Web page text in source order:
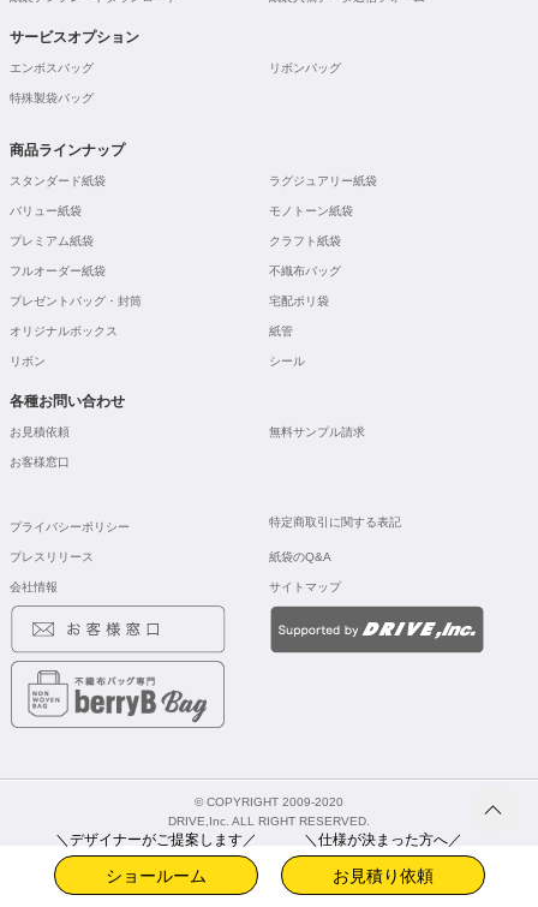
＼デザイナーがご提案します／
ショールーム
＼仕様が決まった方へ／
お見積り依頼
サービスオプション
エンボスバッグ リボンバッグ
特殊製袋バッグ
商品ラインナップ
スタンダード紙袋 ラグジュアリー紙袋
バリュー紙袋 モノトーン紙袋
プレミアム紙袋 クラフト紙袋
フルオーダー紙袋 不織布バッグ
プレゼントバッグ・封筒 宅配ポリ袋
オリジナルボックス 紙管
リボン シール
各種お問い合わせ
お見積依頼 無料サンプル請求
お客様窓口
プライバシーポリシー 特定商取引に関する表記
プレスリリース 紙袋のQ&A
会社情報 サイトマップ
© COPYRIGHT 2009-2020
DRIVE,Inc. ALL RIGHT RESERVED.